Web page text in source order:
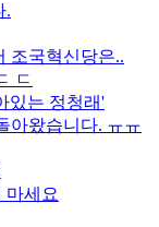
.
조국혁신당은..
ㄷ
있는 정청래'
아왔습니다. ㅠㅠ
마세요